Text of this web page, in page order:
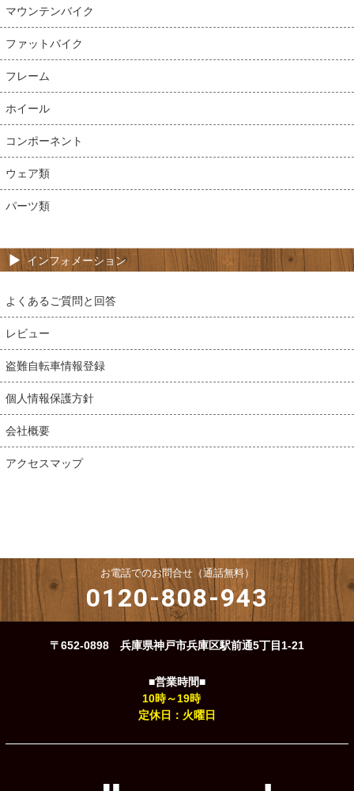
マウンテンバイク
ファットバイク
フレーム
ホイール
コンポーネント
ウェア類
パーツ類
インフォメーション
よくあるご質問と回答
レビュー
盗難自転車情報登録
個人情報保護方針
会社概要
アクセスマップ
お電話でのお問合せ（通話無料）
0120-808-943
〒652-0898 兵庫県神戸市兵庫区駅前通5丁目1-21
■営業時間■
10時～19時
定休日：火曜日